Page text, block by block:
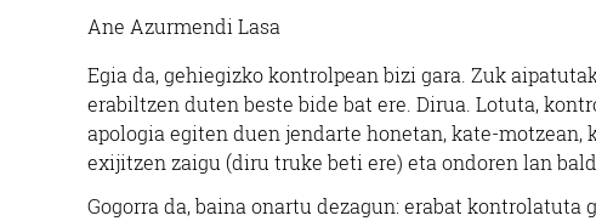
Ane Azurmendi Lasa
Egia da, gehiegizko kontrolpean bizi gara. Zuk
erabiltzen duten beste bide bat ere. Dirua. Lotuta,
apologia egiten duen jendarte honetan, kate-
exijitzen zaigu (diru truke beti ere) eta ondoren lan
Gogorra da, baina onartu dezagun: erabat